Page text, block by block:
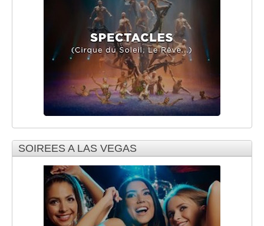
SOIREES A LAS VEGAS